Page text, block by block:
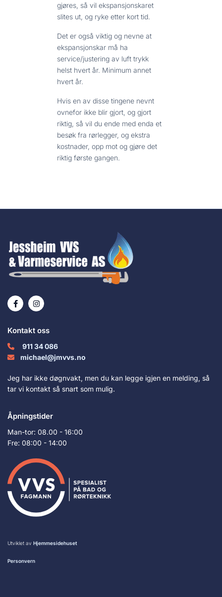
gjøres, så vil ekspansjonskaret
slites ut, og ryke etter kort tid.
Det er også viktig og nevne at
ekspansjonskar må ha
service/justering av luft trykk
helst hvert år. Minimum annet
hvert år.
Hvis en av disse tingene nevnt
ovnefor ikke blir gjort, og gjort
riktig, så vil du ende med enda et
besøk fra rørlegger, og ekstra
kostnader, opp mot og gjøre det
riktig første gangen.
Kontakt oss
 911 34 086
 michael@jmvvs.no
Jeg har ikke døgnvakt, men du kan legge igjen en melding, så
tar vi kontakt så snart som mulig.
Åpningstider
Man-tor: 08.00 - 16:00
Fre: 08:00 - 14:00
Utviklet av Hjemmesidehuset
Personvern